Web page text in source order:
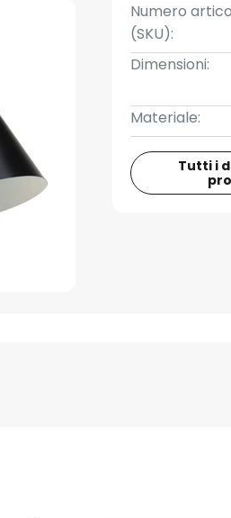
Numero
(SKU):
Dimensioni:
Materiale:
Tutti i